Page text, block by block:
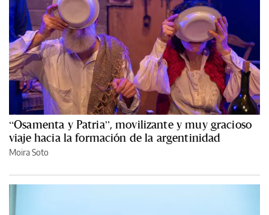
“Osamenta y Patria”, movilizante y muy gracioso
viaje hacia la formación de la argentinidad
Moira Soto